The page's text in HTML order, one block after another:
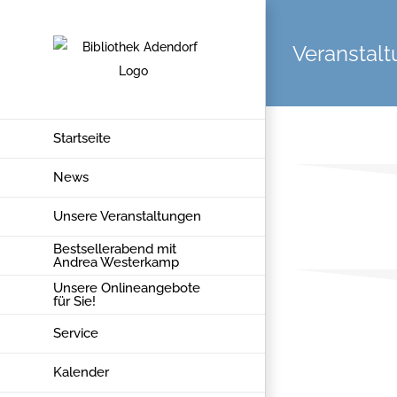
Startseite
News
Unsere Veranstaltungen
Bestsellerabend mit
Andrea Westerkamp
Unsere Onlineangebote
für Sie!
Service
Kalender